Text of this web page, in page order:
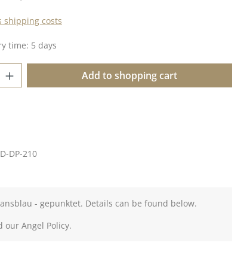
shipping costs
time: 5 days
Enter the desired amount
Add to shopping cart
DP-210
- gepunktet. Details can be found below.
our Angel Policy.